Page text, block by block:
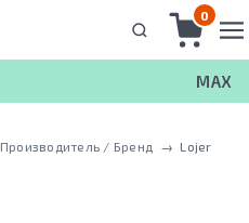
0
MAX
Производитель / Бренд → Lojer